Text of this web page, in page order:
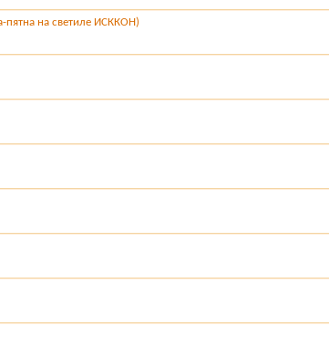
пятна на светиле ИСККОН)